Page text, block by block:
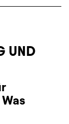
UND